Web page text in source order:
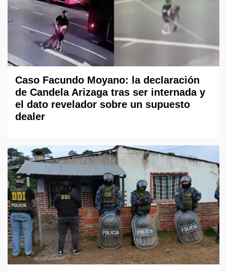
Caso Facundo Moyano: la declaración
de Candela Arizaga tras ser internada y
el dato revelador sobre un supuesto
dealer